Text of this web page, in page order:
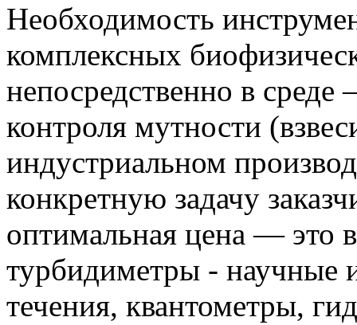
Необходимость
комплексных
непосредственно в
контроля мутности
индустриальном
конкретную задачу
оптимальная цена — это
турбидиметры - научные
течения, квантометры,